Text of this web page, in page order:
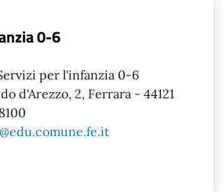
0-6
per l'infanzia 0-6
d'Arezzo, 2, Ferrara - 44121